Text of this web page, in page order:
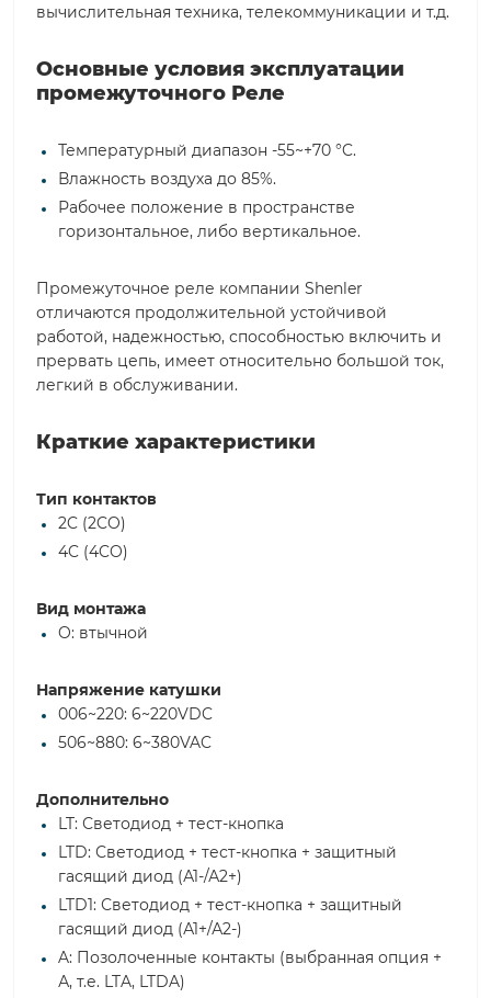
вычислительная техника, телекоммуникации и т.д.
Основные условия эксплуатации
промежуточного Реле
Температурный диапазон -55~+70 °C.
Влажность воздуха до 85%.
Рабочее положение в пространстве
горизонтальное, либо вертикальное.
Промежуточное реле компании Shenler
отличаются продолжительной устойчивой
работой, надежностью, способностью включить и
прервать цепь, имеет относительно большой ток,
легкий в обслуживании.
Краткие характеристики
Тип контактов
2C (2CO)
4C (4CO)
Вид монтажа
O: втычной
Напряжение катушки
006~220: 6~220VDC
506~880: 6~380VAC
Дополнительно
LT: Светодиод + тест-кнопка
LTD: Светодиод + тест-кнопка + защитный
гасящий диод (А1-/А2+)
LTD1: Светодиод + тест-кнопка + защитный
гасящий диод (А1+/А2-)
A: Позолоченные контакты (выбранная опция +
А, т.е. LTA, LTDA)